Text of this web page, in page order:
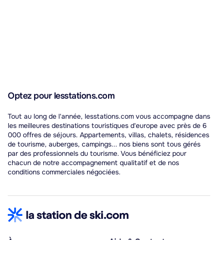
Optez pour lesstations.com
Tout au long de l'année, lesstations.com vous accompagne dans
les meilleures destinations touristiques d'europe avec près de 6
000 offres de séjours. Appartements, villas, chalets, résidences
de tourisme, auberges, campings... nos biens sont tous gérés
par des professionnels du tourisme. Vous bénéficiez pour
chacun de notre accompagnement qualitatif et de nos
conditions commerciales négociées.
À propos Aide & Contact